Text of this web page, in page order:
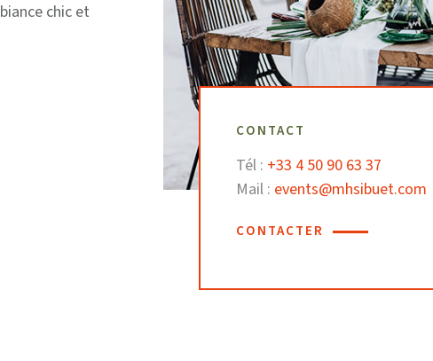
chic et
CONTACT
Tél : +33 4 50 90 63 37
Mail : events@mhsibuet.com
CONTACTER